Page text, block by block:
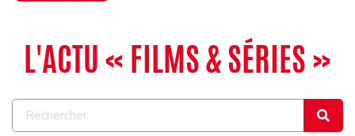
L'ACTU « FILMS & SÉRIES »